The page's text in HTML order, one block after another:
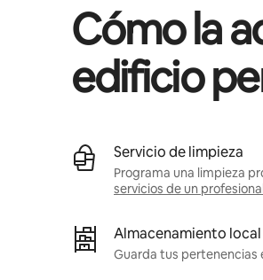
Cómo la
edificio
Servicio de limpieza
Programa una limpieza
servicios de un
Almacenamiento local
Guarda tus pertenencias